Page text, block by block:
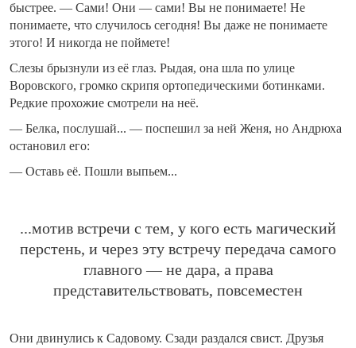
быстрее. — Сами! Они — сами! Вы не понимаете! Не
понимаете, что случилось сегодня! Вы даже не понимаете
этого! И никогда не поймете!
Слезы брызнули из её глаз. Рыдая, она шла по улице
Воровского, громко скрипя ортопедическими ботинками.
Редкие прохожие смотрели на неё.
— Белка, послушай... — поспешил за ней Женя, но Андрюха
остановил его:
— Оставь её. Пошли выпьем...
...мотив встречи с тем, у кого есть магический
перстень, и через эту встречу передача самого
главного — не дара, а права
представительствовать, повсеместен
Они двинулись к Садовому. Сзади раздался свист. Друзья